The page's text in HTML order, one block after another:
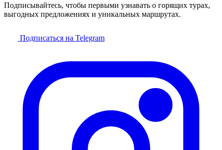
Подписывайтесь, чтобы первыми узнавать о горящих турах,
выгодных предложениях и уникальных маршрутах.
Подписаться на Telegram